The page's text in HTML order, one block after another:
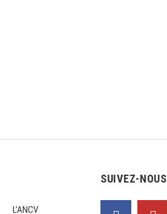
L’ANCV
SUIVEZ-NOUS